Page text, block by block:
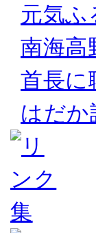
元気ふ
南海高
首長に
はだか